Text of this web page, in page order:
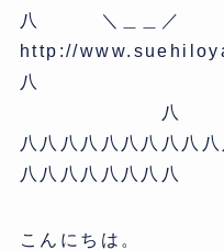
八 ＼＿＿／
http://
八
八八八八八八八八八
八八八八八八八八
こんにちは。